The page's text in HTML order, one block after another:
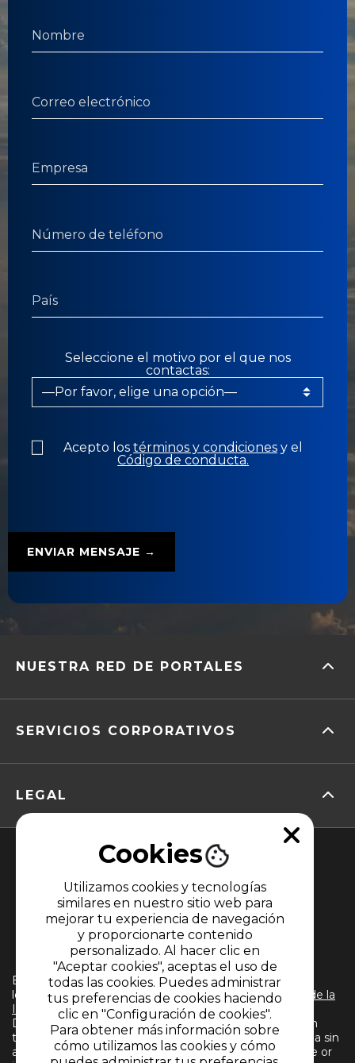
Seleccione el motivo por el que nos
contactas:
Acepto lostérminos y condiciones y el
Código de conducta.
NUESTRA RED DE PORTALES
SERVICIOS CORPORATIVOS
LEGAL
MIEMBRO DE
El uso de este sitio web implica la aceptación de
los
Términos y condicionesy Políticas de Tratamiento de la
Información de CARACOL TELEVISIÓN S.A. Todos los
Derechos Reservados D.R.A. Prohibida su reproducción
total o parcial, así como su traducción a cualquier idioma sin
autorización escrita de su titular. Reproduction in whole or
Cookies
Utilizamos cookies y tecnologías
similares en nuestro sitio web para
mejorar tu experiencia de navegación
y proporcionarte contenido
personalizado. Al hacer clic en
"Aceptar cookies", aceptas el uso de
todas las cookies. Puedes administrar
tus preferencias de cookies haciendo
clic en "Configuración de cookies".
Para obtener más información sobre
cómo utilizamos las cookies y cómo